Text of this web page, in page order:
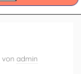
von admin